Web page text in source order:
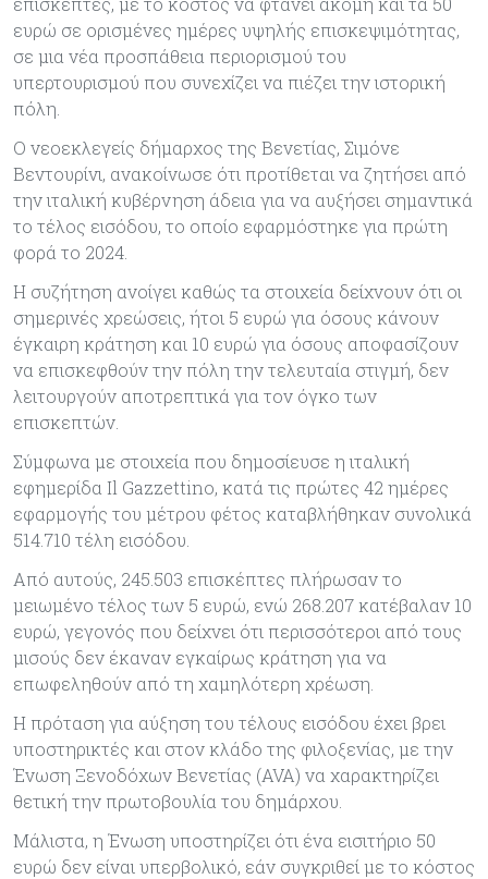
ευρώ σε ορισμένες ημέρες υψηλής επισκεψιμότητας,
σε μια νέα προσπάθεια περιορισμού του
υπερτουρισμού που συνεχίζει να πιέζει την ιστορική
πόλη.
Ο νεοεκλεγείς δήμαρχος της Βενετίας, Σιμόνε
Βεντουρίνι, ανακοίνωσε ότι προτίθεται να ζητήσει από
την ιταλική κυβέρνηση άδεια για να αυξήσει σημαντικά
το τέλος εισόδου, το οποίο εφαρμόστηκε για πρώτη
φορά το 2024.
Η συζήτηση ανοίγει καθώς τα στοιχεία δείχνουν ότι οι
σημερινές χρεώσεις, ήτοι 5 ευρώ για όσους κάνουν
έγκαιρη κράτηση και 10 ευρώ για όσους αποφασίζουν
να επισκεφθούν την πόλη την τελευταία στιγμή, δεν
λειτουργούν αποτρεπτικά για τον όγκο των
επισκεπτών.
Σύμφωνα με στοιχεία που δημοσίευσε η ιταλική
εφημερίδα Il Gazzettino, κατά τις πρώτες 42 ημέρες
εφαρμογής του μέτρου φέτος καταβλήθηκαν συνολικά
514.710 τέλη εισόδου.
Από αυτούς, 245.503 επισκέπτες πλήρωσαν το
μειωμένο τέλος των 5 ευρώ, ενώ 268.207 κατέβαλαν 10
ευρώ, γεγονός που δείχνει ότι περισσότεροι από τους
μισούς δεν έκαναν εγκαίρως κράτηση για να
επωφεληθούν από τη χαμηλότερη χρέωση.
Η πρόταση για αύξηση του τέλους εισόδου έχει βρει
υποστηρικτές και στον κλάδο της φιλοξενίας, με την
Ένωση Ξενοδόχων Βενετίας (AVA) να χαρακτηρίζει
θετική την πρωτοβουλία του δημάρχου.
Μάλιστα, η Ένωση υποστηρίζει ότι ένα εισιτήριο 50
ευρώ δεν είναι υπερβολικό, εάν συγκριθεί με το κόστος